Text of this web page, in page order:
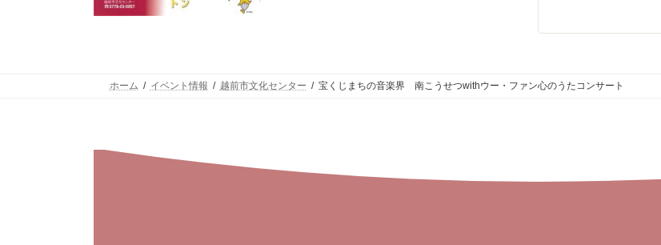
ホーム イベント情報 越前市文化センター 宝くじまちの音楽界 南こうせつwithウー・ファン心のうたコンサート